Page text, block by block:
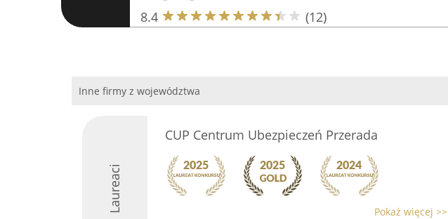
8.4 (12)
Inne firmy z województwa
Laureaci
CUP Centrum Ubezpieczeń Przerada
Pokaż więcej >>